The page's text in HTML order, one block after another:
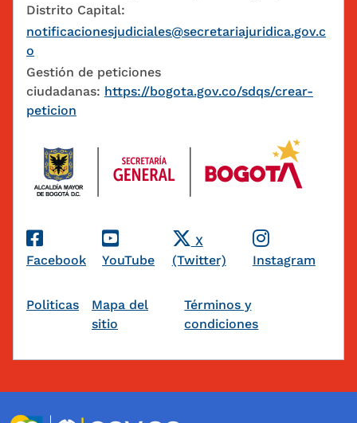
Distrito Capital:
notificacionesjudiciales@secretariajuridica.gov.c
o
Gestión de peticiones
ciudadanas: https://bogota.gov.co/sdqs/crear-
peticion
Redes Sociales
Facebook YouTube
X
(Twitter)
Instagram
Pie de página
Politicas
Mapa del
sitio
Términos y
condiciones